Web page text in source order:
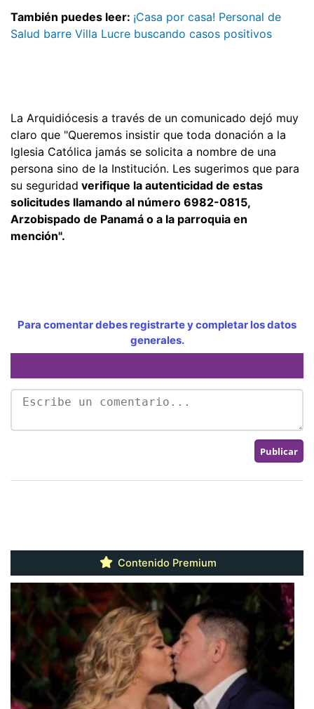
También puedes leer: ¡Casa por casa! Personal de
Salud barre Villa Lucre buscando casos positivos
La Arquidiócesis a través de un comunicado dejó muy
claro que "Queremos insistir que toda donación a la
Iglesia Católica jamás se solicita a nombre de una
persona sino de la Institución. Les sugerimos que para
su seguridad verifique la autenticidad de estas
solicitudes llamando al número 6982-0815,
Arzobispado de Panamá o a la parroquia en
mención".
Para comentar debes registrarte y completar los datos
generales.
Contenido Premium